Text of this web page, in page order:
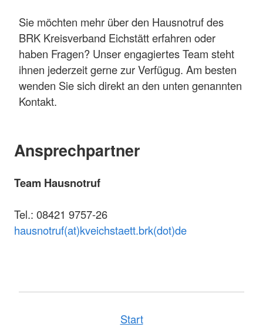
Sie möchten mehr über den Hausnotruf des
BRK Kreisverband Eichstätt erfahren oder
haben Fragen? Unser engagiertes Team steht
ihnen jederzeit gerne zur Verfügug. Am besten
wenden Sie sich direkt an den unten genannten
Kontakt.
Ansprechpartner
Team Hausnotruf
Tel.: 08421 9757-26
hausnotruf(at)kveichstaett.brk(dot)de
Start